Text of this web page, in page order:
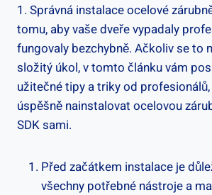
1. Správná instalace ocelové
tomu, aby vaše dveře vypadaly
fungovaly bezchybně. Ačkoliv se to
složitý úkol, v tomto článku vám
užitečné tipy a triky od
úspěšně nainstalovat ocelovou
SDK sami.
Před začátkem instalace je
všechny potřebné nástroje a